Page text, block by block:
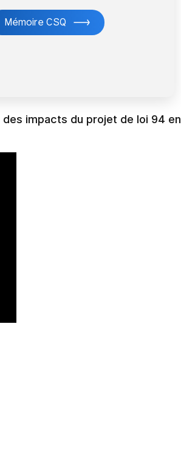
Mémoire CSQ
impacts du projet de loi 94 en